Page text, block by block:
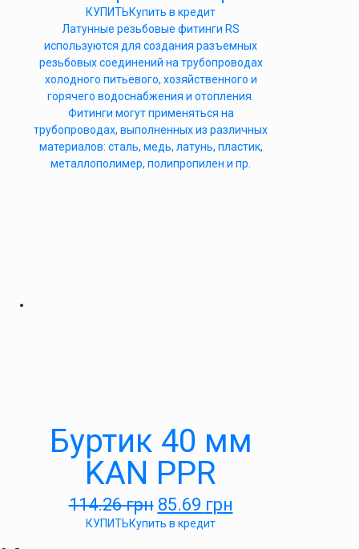
КУПИТЬКупить в кредит
Латунные резьбовые фитинги RS
используются для создания разъемных
резьбовых соединений на трубопроводах
холодного питьевого, хозяйственного и
горячего водоснабжения и отопления.
Фитинги могут применяться на
трубопроводах, выполненных из различных
материалов: сталь, медь, латунь, пластик,
металлополимер, полипропилен и пр.
Буртик 40 мм
KAN PPR
114.26грн 85.69 грн
КУПИТЬКупить в кредит